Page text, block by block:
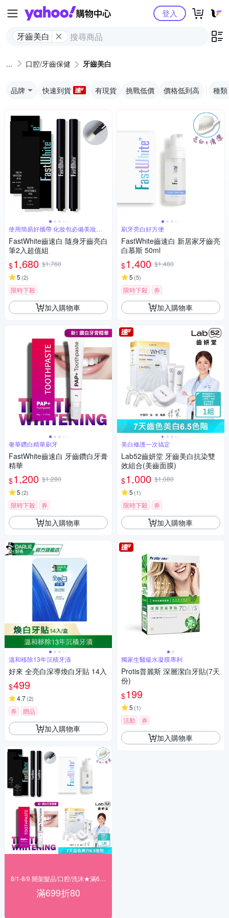
Yahoo購物中心
牙齒美白
登入
口腔/牙齒保健 牙齒美白
品牌 快速到貨 有現貨 挑戰低價 價格低到高 種類
使用簡易好攜帶 化妝包必備美妝小
物
FastWhite齒速白 隨身牙齒亮白
筆2入超值組
$1,680 $1,760
5 (2)
限時下殺
加入購物車
奢華鑽白精華刷牙
FastWhite齒速白 牙齒鑽白牙膏
精華
$1,200 $1,280
5 (2)
限時下殺 券
加入購物車
溫和移除13年沉積牙漬
好來 全亮白深導煥白牙貼 14入
$499
4.7(2)
券 贈品
加入購物車
滿699折80
刷牙亮白好方便
FastWhite齒速白 新居家牙齒亮
白慕斯 50ml
$1,400 $1,480
5 (5)
限時下殺 券
加入購物車
美白修護一次搞定
Lab52齒妍堂 牙齒美白抗染雙
效組合(美齒面膜)
$1,000 $1,080
5 (1)
限時下殺 券
加入購物車
獨家生醫級水凝膜專利
Protis普麗斯 深層潔白牙貼(7天
份)
$199
5 (1)
活動 券
加入購物車